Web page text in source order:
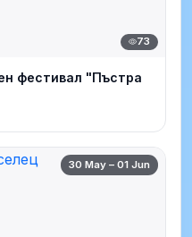
73
фестивал "Пъстра
30 May – 01 Jun